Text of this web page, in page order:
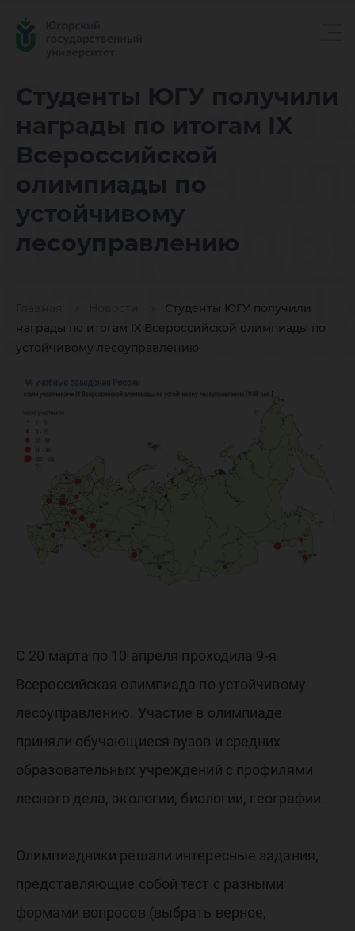
Студенты ЮГУ получили
награды по итогам IX
Всероссийской
олимпиады по
устойчивому
лесоуправлению
Студенты ЮГУ получили
награды по итогам IX Всероссийской олимпиады по
устойчивому лесоуправлению
итогам
С 20 марта по 10 апреля проходила 9-я
Всероссийская олимпиада по устойчивому
лесоуправлению. Участие в олимпиаде
приняли обучающиеся вузов и средних
образовательных учреждений с профилями
лесного дела, экологии, биологии, географии.
Олимпиадники решали интересные задания,
представляющие собой тест с разными
формами вопросов (выбрать верное,